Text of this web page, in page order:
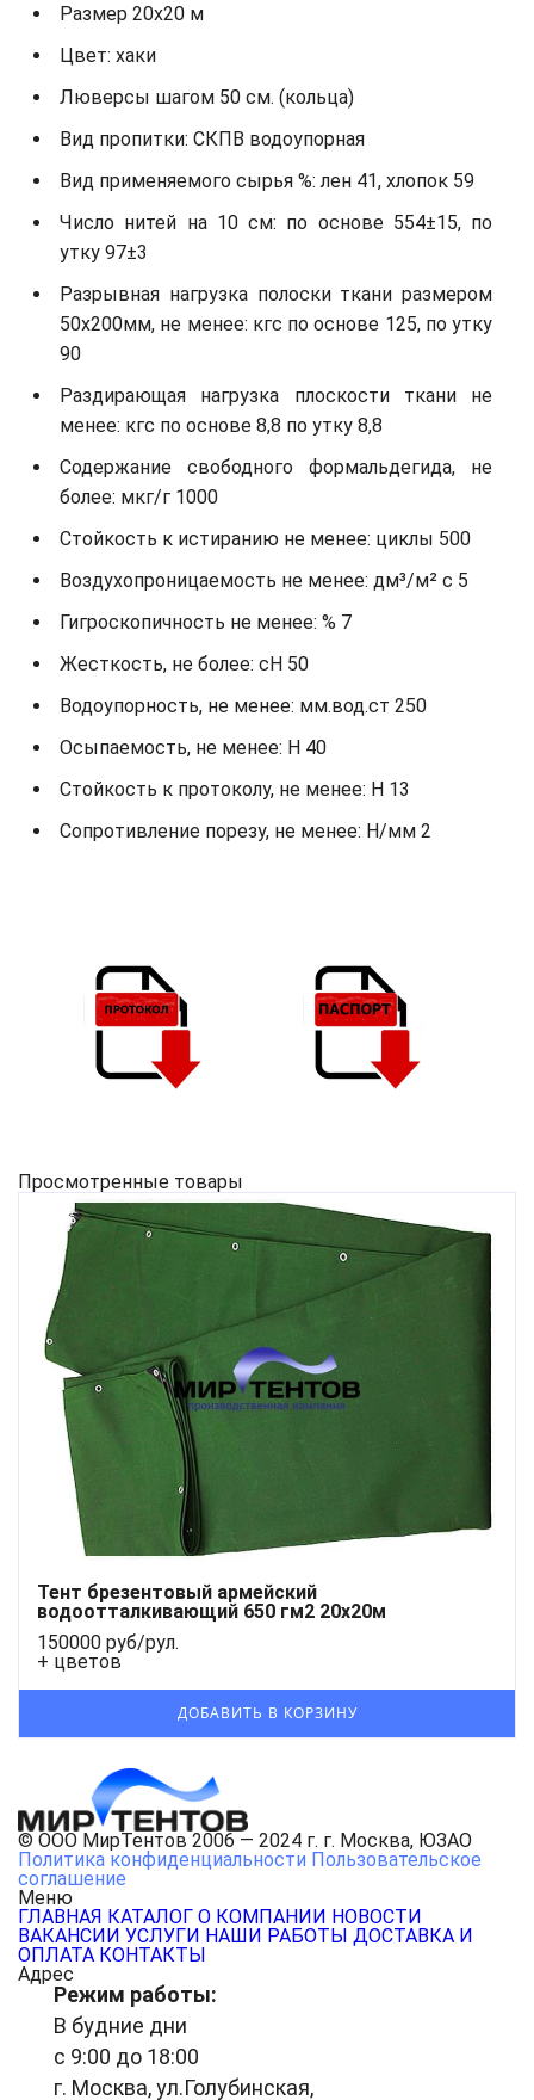
Размер 20x20 м
Цвет: хаки
Люверсы шагом 50 см. (кольца)
Вид пропитки: СКПВ водоупорная
Вид применяемого сырья %: лен 41, хлопок 59
Число нитей на 10 см: по основе 554±15, по
утку 97±3
Разрывная нагрузка полоски ткани размером
50х200мм, не менее: кгс по основе 125, по утку
90
Раздирающая нагрузка плоскости ткани не
менее: кгс по основе 8,8 по утку 8,8
Содержание свободного формальдегида, не
более: мкг/г 1000
Стойкость к истиранию не менее: циклы 500
Воздухопроницаемость не менее: дм³/м² с 5
Гигроскопичность не менее: % 7
Жесткость, не более: cH 50
Водоупорность, не менее: мм.вод.ст 250
Осыпаемость, не менее: H 40
Стойкость к протоколу, не менее: H 13
Сопротивление порезу, не менее: Н/мм 2
Просмотренные товары
Тент брезентовый армейский
водоотталкивающий 650 гм2 20x20м
150000 руб/рул.
+ цветов
© ООО МирТентов 2006 — 2024 г. г. Москва, ЮЗАО
Политика конфиденциальности Пользовательское
соглашение
Меню
ГЛАВНАЯ КАТАЛОГ О КОМПАНИИ НОВОСТИ
ВАКАНСИИ УСЛУГИ НАШИ РАБОТЫ ДОСТАВКА И
ОПЛАТА КОНТАКТЫ
Адрес
Режим работы:
В будние дни
с 9:00 до 18:00
г. Москва, ул.Голубинская,